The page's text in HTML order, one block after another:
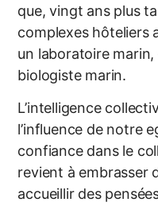
que, vingt ans plus
complexes hôteliers
un laboratoire
biologiste marin.
L’intelligence
l’influence de notre
confiance dans le
revient à embrasser
accueillir des